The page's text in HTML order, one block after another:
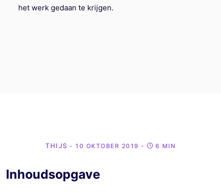
het werk gedaan te krijgen.
THIJS - 10 OKTOBER 2019 - 6 MIN
Inhoudsopgave